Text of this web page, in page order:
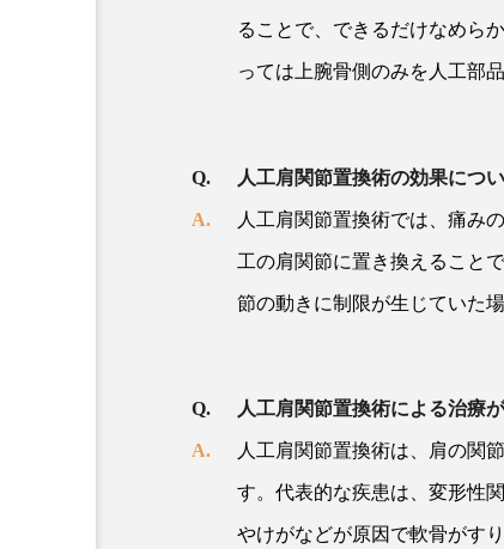
ることで、できるだけなめら
っては上腕骨側のみを人工部
人工肩関節置換術の効果につ
人工肩関節置換術では、痛み
工の肩関節に置き換えること
節の動きに制限が生じていた
人工肩関節置換術による治療
人工肩関節置換術は、肩の関
す。代表的な疾患は、変形性
やけがなどが原因で軟骨がす